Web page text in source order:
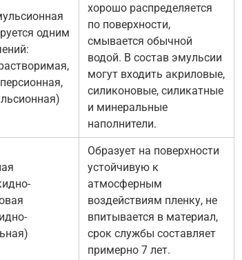
одним
хорошо распределяется
по поверхности,
смывается обычной
водой. В состав эмульсии
могут входить акриловые,
силиконовые, силикатные
и минеральные
наполнители.
Образует на поверхности
устойчивую к
атмосферным
воздействиям пленку, не
впитывается в материал,
срок службы составляет
примерно 7 лет.